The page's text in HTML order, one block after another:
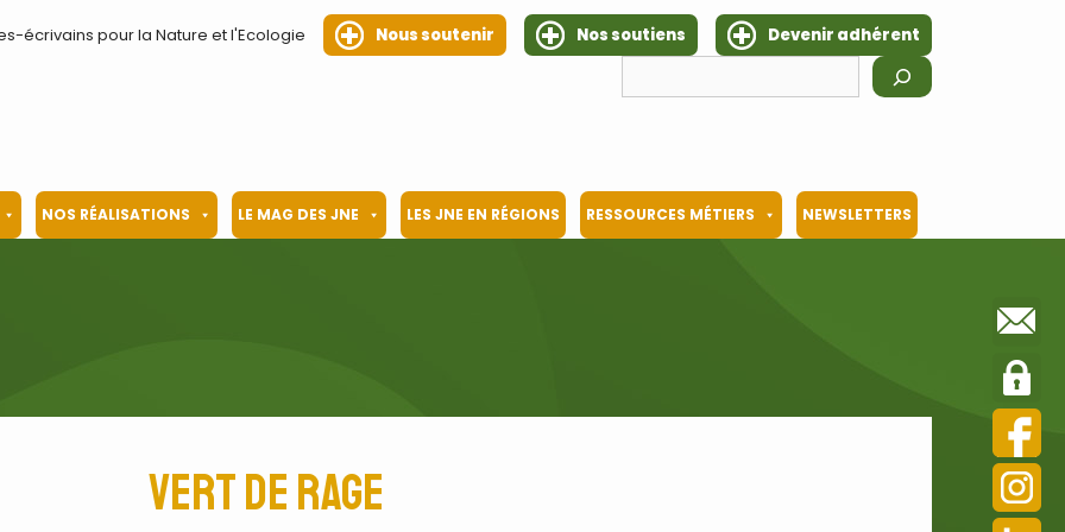
écrivains pour la Nature et l'Ecologie Nous soutenir Nos soutiens
Devenir adhérent
NOS RÉALISATIONS LE MAG DES JNE LES JNE EN RÉGIONS RESSOURCES MÉTIERS NEWSLETTERS
Vert de rage